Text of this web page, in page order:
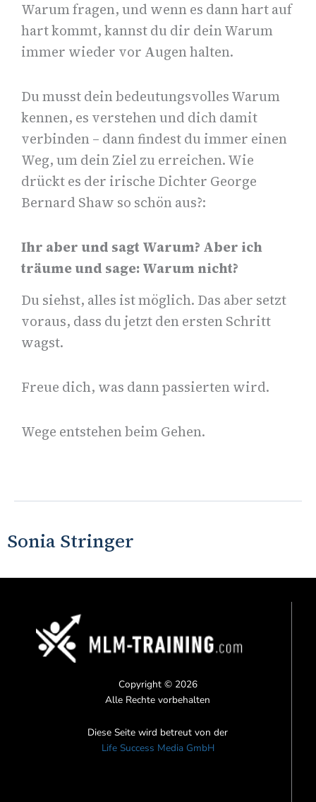
Warum fragen, und wenn es dann hart auf
hart kommt, kannst du dir dein Warum
immer wieder vor Augen halten.
Du musst dein bedeutungsvolles Warum
kennen, es verstehen und dich damit
verbinden – dann findest du immer einen
Weg, um dein Ziel zu erreichen. Wie
drückt es der irische Dichter George
Bernard Shaw so schön aus?:
Ihr aber und sagt Warum? Aber ich
träume und sage: Warum nicht?
Du siehst, alles ist möglich. Das aber setzt
voraus, dass du jetzt den ersten Schritt
wagst.
Freue dich, was dann passierten wird.
Wege entstehen beim Gehen.
Sonia Stringer
Copyright © 2026
Alle Rechte vorbehalten
Diese Seite wird betreut von der
Life Success Media GmbH